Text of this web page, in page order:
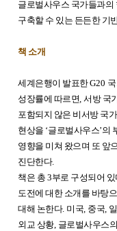
글로벌사우스 국가들과의
구축할 수 있는 든든한 기
책 소개
세계은행이 발표한G20
성장률에 따르면,서방 국
포함되지 않은 비서방 국
현상을 ‘글로벌사우스’의
영향을 미쳐 왔으며 또 앞
진단한다.
책은 총 3부로 구성되어 있
도전에 대한 소개를 바탕
대해 논한다. 미국, 중국,
외교 상황, 글로벌사우스